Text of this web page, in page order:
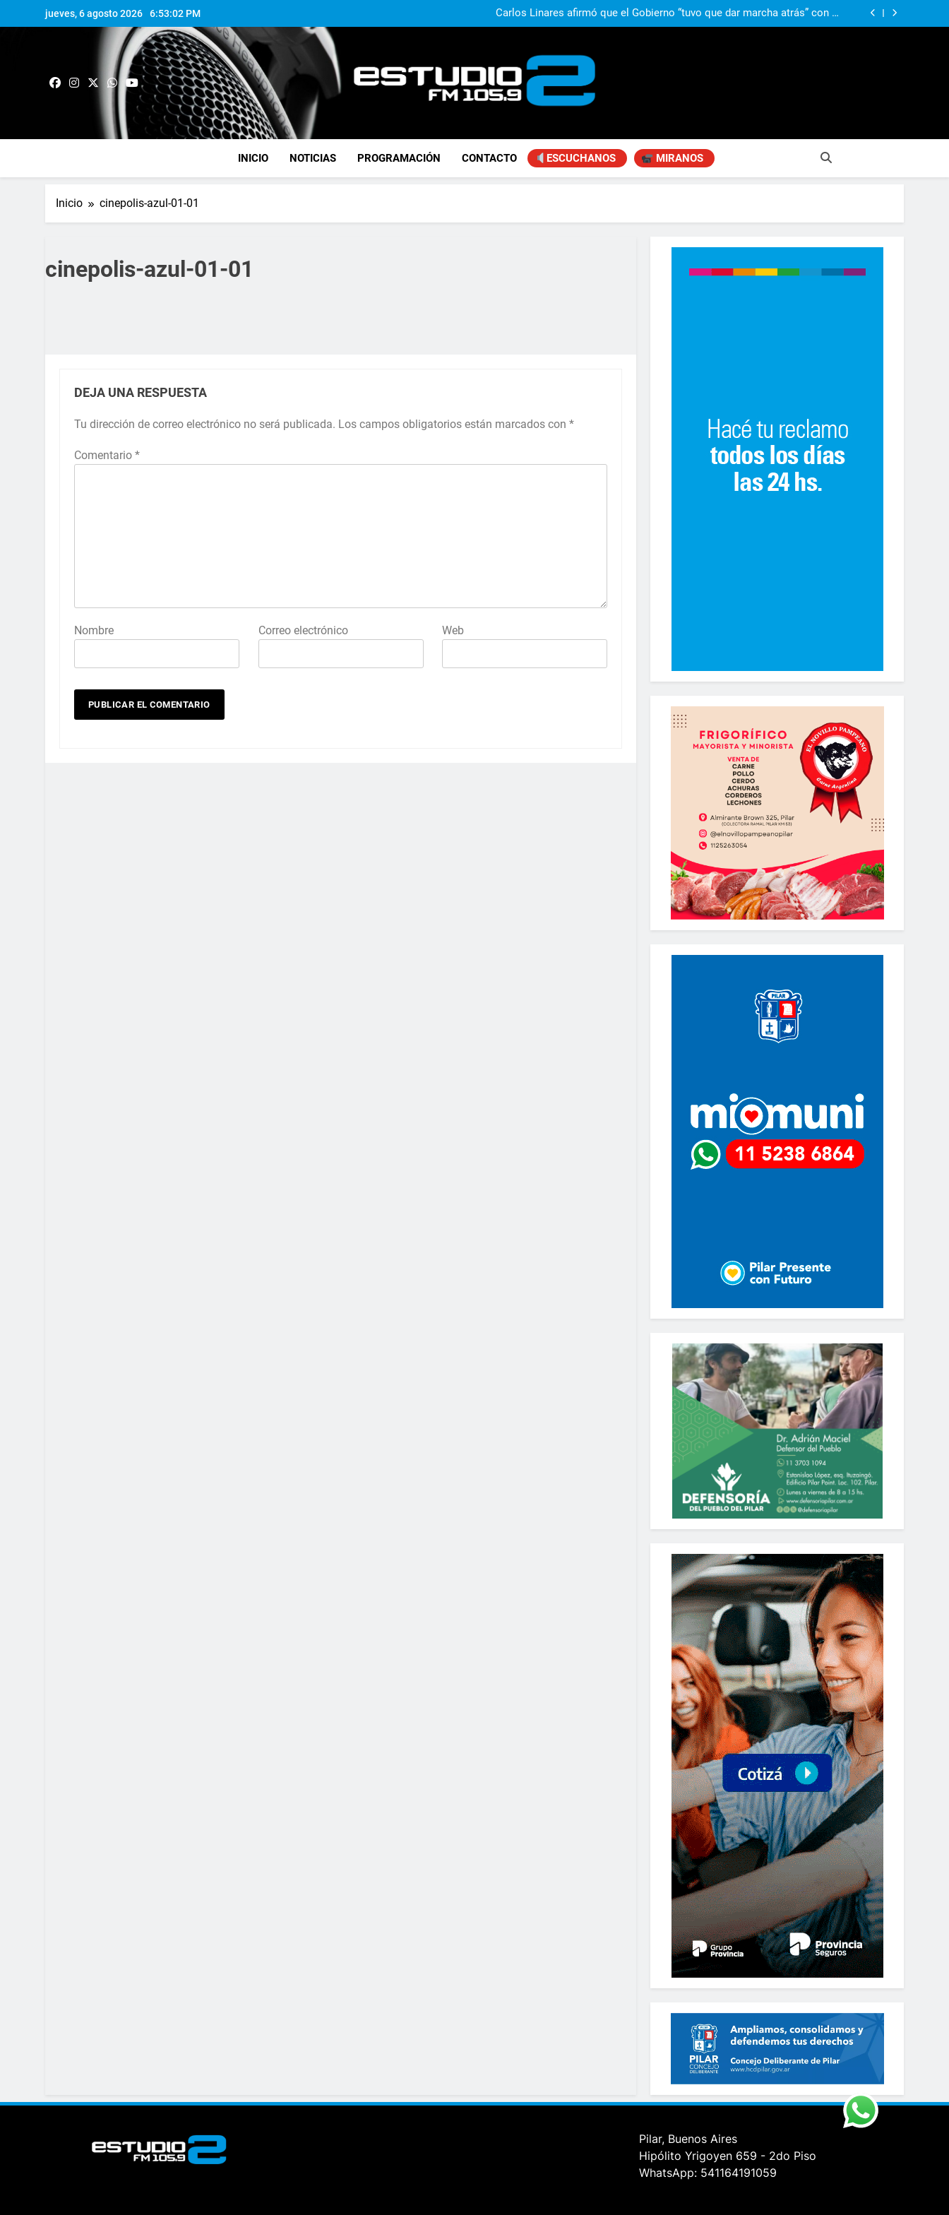
jueves, 6 agosto 2026 6:53:02 PM
muestra un problema que puede volver a generar déficit”
Carlos Linares afirmó que el Gobierno “tuvo que dar marcha atrás” con la
ley de tierras y advirtió un cambio de clima político entre los gobernadores
Paco Olveira cuestionó la visita de León XIV a la Argentina: “Hubiera
muestra un problema que puede volver a generar déficit”
Carlos Linares afirmó que el Gobierno “tuvo que dar marcha atrás” con la
ley de tierras y advirtió un cambio de clima político entre los gobernadores
Paco Olveira cuestionó la visita de León XIV a la Argentina: “Hubiera
FM Estudio 2
INICIO NOTICIAS PROGRAMACIÓN CONTACTO ESCUCHANOS MIRANOS
Inicio cinepolis-azul-01-01
cinepolis-azul-01-01
DEJA UNA RESPUESTA
Tu dirección de correo electrónico no será publicada. Los campos obligatorios están marcados con *
Comentario *
Nombre Correo electrónico Web
Pilar, Buenos Aires
Hipólito Yrigoyen 659 - 2do Piso
WhatsApp: 541164191059